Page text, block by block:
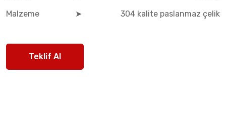
Malzeme
➤ 304 kalite paslanmaz çelik
Teklif Al